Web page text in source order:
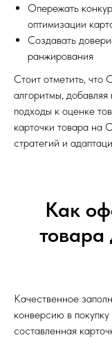
Опережать
оптимизации
Создавать
ранжирования
Стоит отметить, что
алгоритмы,
подходы к оценке
карточки товара на
стратегий и
Как
товара
Качественное
конверсию в
составленная